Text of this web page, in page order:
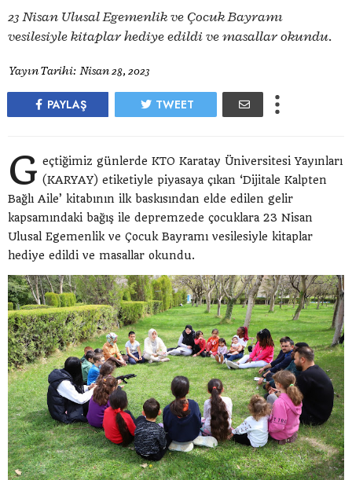
23 Nisan Ulusal Egemenlik ve Çocuk Bayramı
vesilesiyle kitaplar hediye edildi ve masallar okundu.
Yayın Tarihi: Nisan 28, 2023
PAYLAŞ TWEET
G eçtiğimiz günlerde KTO Karatay Üniversitesi Yayınları
(KARYAY) etiketiyle piyasaya çıkan ‘Dijitale Kalpten
Bağlı Aile’ kitabının ilk baskısından elde edilen gelir
kapsamındaki bağış ile depremzede çocuklara 23 Nisan
Ulusal Egemenlik ve Çocuk Bayramı vesilesiyle kitaplar
hediye edildi ve masallar okundu.